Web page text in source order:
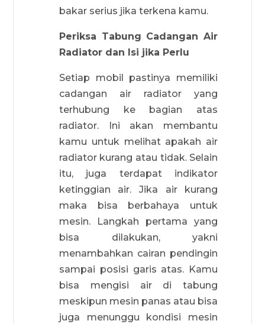
bakar serius jika terkena kamu.
Periksa Tabung Cadangan Air
Radiator dan Isi jika Perlu
Setiap mobil pastinya memiliki
cadangan air radiator yang
terhubung ke bagian atas
radiator. Ini akan membantu
kamu untuk melihat apakah air
radiator kurang atau tidak. Selain
itu, juga terdapat indikator
ketinggian air. Jika air kurang
maka bisa berbahaya untuk
mesin. Langkah pertama yang
bisa dilakukan, yakni
menambahkan cairan pendingin
sampai posisi garis atas. Kamu
bisa mengisi air di tabung
meskipun mesin panas atau bisa
juga menunggu kondisi mesin